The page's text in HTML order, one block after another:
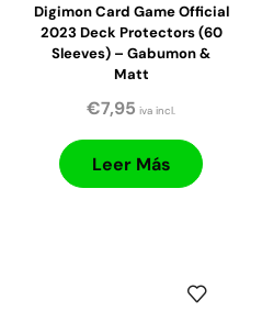
Digimon Card Game Official
2023 Deck Protectors (60
Sleeves) – Gabumon &
Matt
€7,95 iva incl.
Leer Más